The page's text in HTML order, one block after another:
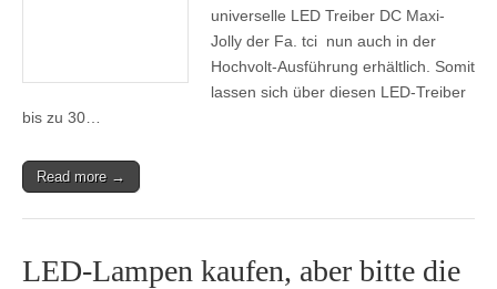
universelle LED Treiber DC Maxi-
Jolly der Fa. tci nun auch in der
Hochvolt-Ausführung erhältlich. Somit
lassen sich über diesen LED-Treiber
bis zu 30…
Read more →
LED-Lampen kaufen, aber bitte die